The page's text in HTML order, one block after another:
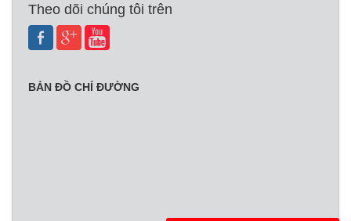
Theo dõi chúng tôi trên
BẢN ĐỒ CHỈ ĐƯỜNG